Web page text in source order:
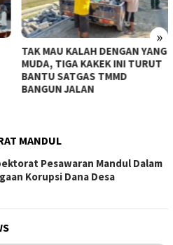
»
YANG
KERASNYA BAHU JALAN
MAMPU DITEMBUS,
TMMD KE-129 KERAHKAN
MESIN-MESIN BOR
MANDUL
Pesawaran Mandul Dalam
Korupsi Dana Desa